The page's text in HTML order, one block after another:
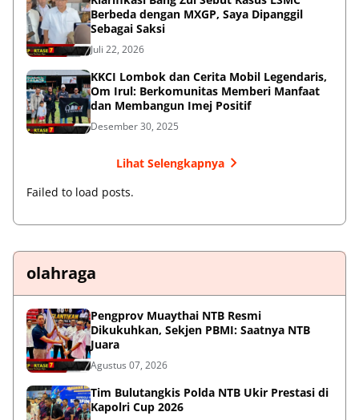
Berbeda dengan MXGP, Saya Dipanggil
Sebagai Saksi
Juli 22, 2026
KKCI Lombok dan Cerita Mobil Legendaris,
Om Irul: Berkomunitas Memberi Manfaat
dan Membangun Imej Positif
Desember 30, 2025
Lihat Selengkapnya
Failed to load posts.
olahraga
Pengprov Muaythai NTB Resmi
Dikukuhkan, Sekjen PBMI: Saatnya NTB
Juara
Agustus 07, 2026
Tim Bulutangkis Polda NTB Ukir Prestasi di
Kapolri Cup 2026